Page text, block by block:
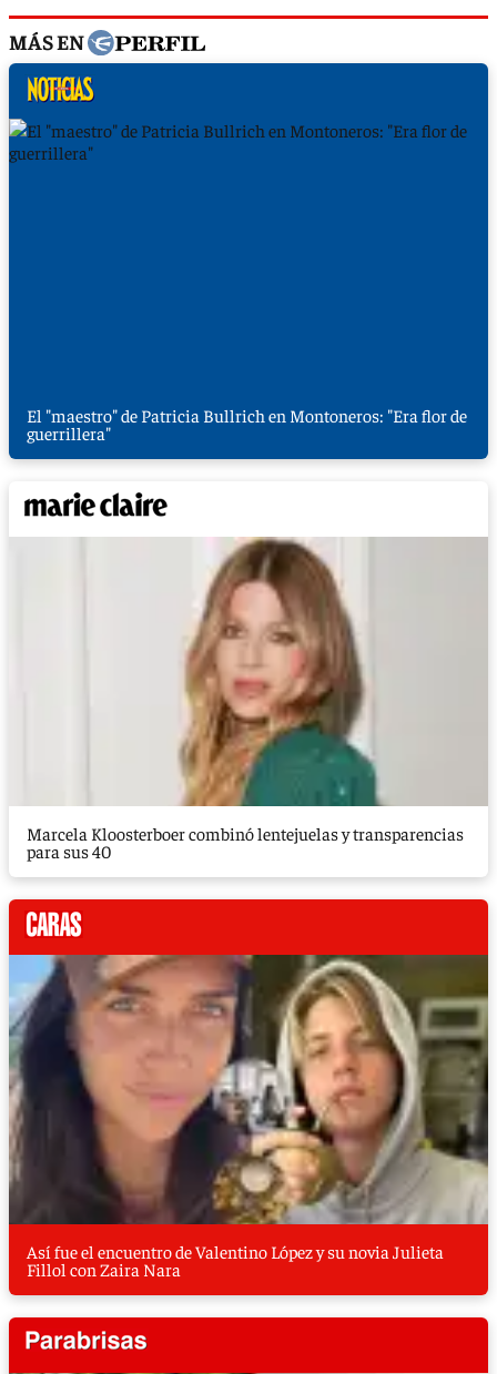
MÁS EN
El "maestro" de Patricia Bullrich en Montoneros: "Era flor de
guerrillera"
Marcela Kloosterboer combinó lentejuelas y transparencias
para sus 40
Así fue el encuentro de Valentino López y su novia Julieta
Fillol con Zaira Nara